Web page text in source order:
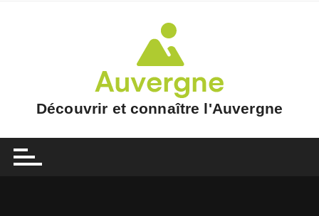
Découvrir et connaître l'Auvergne